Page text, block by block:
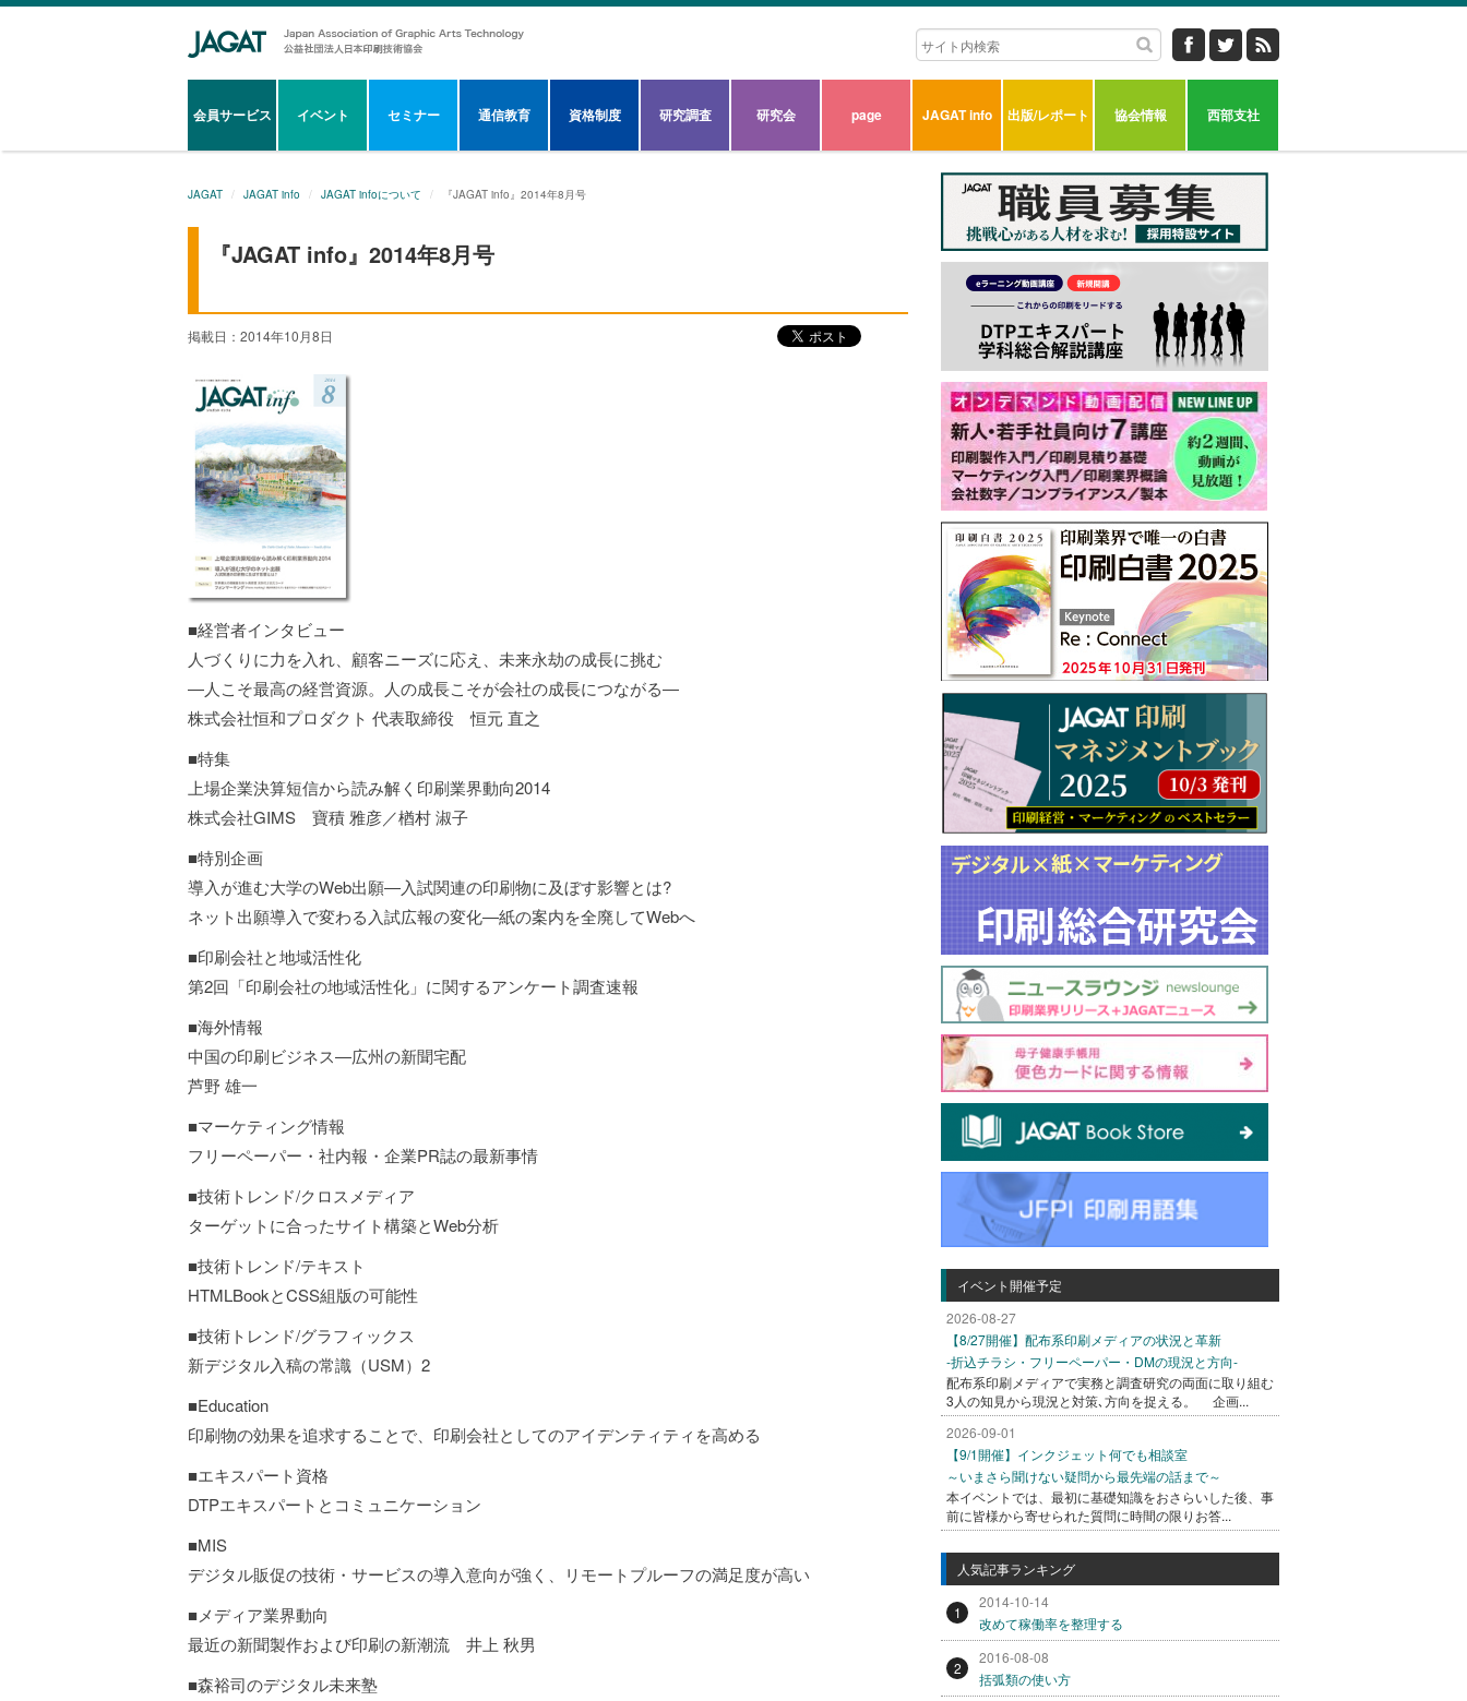
会員サービス イベント セミナー 通信教育 資格制度 研究調査 研究会 page JAGAT info 出版/レポート 協会情報 西部支社
JAGAT JAGAT info JAGAT infoについて 『JAGAT info』2014年8月号
『JAGAT info』2014年8月号
掲載日：2014年10月8日
■経営者インタビュー
人づくりに力を入れ、顧客ニーズに応え、未来永劫の成長に挑む
―人こそ最高の経営資源。人の成長こそが会社の成長につながる―
株式会社恒和プロダクト 代表取締役 恒元 直之
■特集
上場企業決算短信から読み解く印刷業界動向2014
株式会社GIMS 寶積 雅彦／楢村 淑子
■特別企画
導入が進む大学のWeb出願―入試関連の印刷物に及ぼす影響とは?
ネット出願導入で変わる入試広報の変化―紙の案内を全廃してWebへ
■印刷会社と地域活性化
第2回「印刷会社の地域活性化」に関するアンケート調査速報
■海外情報
中国の印刷ビジネス―広州の新聞宅配
芦野 雄一
■マーケティング情報
フリーペーパー・社内報・企業PR誌の最新事情
■技術トレンド/クロスメディア
ターゲットに合ったサイト構築とWeb分析
■技術トレンド/テキスト
HTMLBookとCSS組版の可能性
■技術トレンド/グラフィックス
新デジタル入稿の常識（USM）2
■Education
印刷物の効果を追求することで、印刷会社としてのアイデンティティを高める
■エキスパート資格
DTPエキスパートとコミュニケーション
■MIS
デジタル販促の技術・サービスの導入意向が強く、リモートプルーフの満足度が高い
■メディア業界動向
最近の新聞製作および印刷の新潮流 井上 秋男
■森裕司のデジタル未来塾
イベント開催予定
2026-08-27
【8/27開催】配布系印刷メディアの状況と革新
-折込チラシ・フリーペーパー・DMの現況と方向-
配布系印刷メディアで実務と調査研究の両面に取り組む
3人の知見から現況と対策､方向を捉える。 企画...
2026-09-01
【9/1開催】インクジェット何でも相談室
～いまさら聞けない疑問から最先端の話まで～
本イベントでは、最初に基礎知識をおさらいした後、事
前に皆様から寄せられた質問に時間の限りお答...
人気記事ランキング
1
2014-10-14
改めて稼働率を整理する
2
2016-08-08
括弧類の使い方